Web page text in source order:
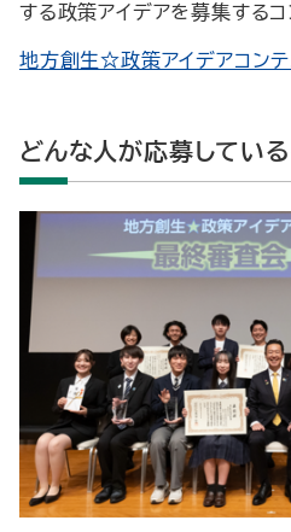
する政策アイデアを募集するコ
地方創生☆政策アイデアコン
どんな人が応募してい